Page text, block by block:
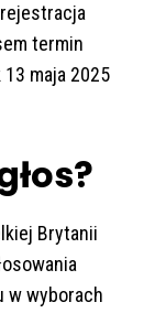
termin
maja 2025
Brytanii
w wyborach